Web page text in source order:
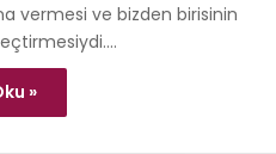
vermesi ve bizden birisinin
»